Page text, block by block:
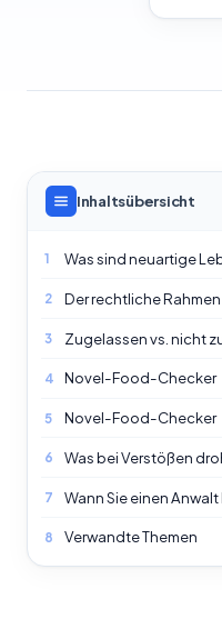
Inhaltsübersicht
1 Was sind neuartige
2 Der rechtliche Rahmen
3 Zugelassen vs. nicht
4 Novel-Food-Checker
5 Novel-Food-Checker
6 Was bei Verstößen
7 Wann Sie einen
8 Verwandte Themen